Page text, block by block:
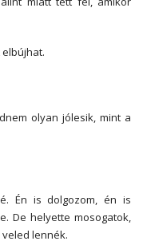
olyan jólesik, mint a
Én is dolgozom, én is
De helyette mosogatok,
lennék.